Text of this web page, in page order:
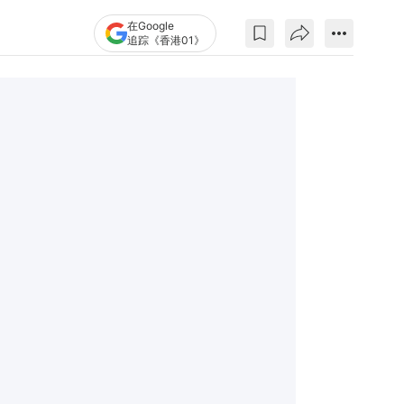
在Google
追踪《香港01》